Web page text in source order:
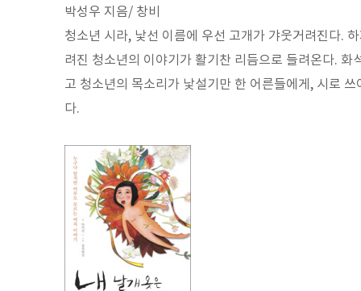
박성우 지음/ 창비
청소년 시라, 낯선 이름에 우선 고개가 갸웃거려진다.
려진 청소년의 이야기가 활기찬 리듬으로 들려온다.
고 청소년의 목소리가 낯설기만 한 어른들에게, 시로
다.